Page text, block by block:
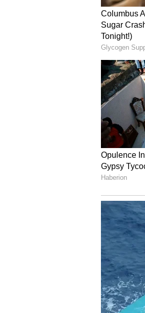
ABOUT THE
NA
Nandini
6
చానెళ్లలో సబ్
సినిమా,
బంగారం